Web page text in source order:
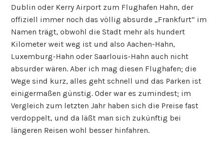
Dublin oder Kerry Airport zum Flughafen Hahn, der
offiziell immer noch das völlig absurde „Frankfurt“ im
Namen trägt, obwohl die Stadt mehr als hundert
Kilometer weit weg ist und also Aachen-Hahn,
Luxemburg-Hahn oder Saarlouis-Hahn auch nicht
absurder wären. Aber ich mag diesen Flughafen; die
Wege sind kurz, alles geht schnell und das Parken ist
einigermaßen günstig. Oder war es zumindest; im
Vergleich zum letzten Jahr haben sich die Preise fast
verdoppelt, und da läßt man sich zukünftig bei
längeren Reisen wohl besser hinfahren.